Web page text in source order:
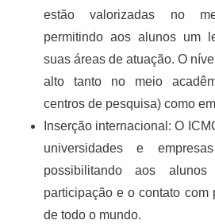
estão valorizadas no
permitindo aos alunos um
suas áreas de atuação. O
alto tanto no meio
centros de pesquisa) como
Inserção internacional: O
universidades e
possibilitando aos
participação e o contato com
de todo o mundo.